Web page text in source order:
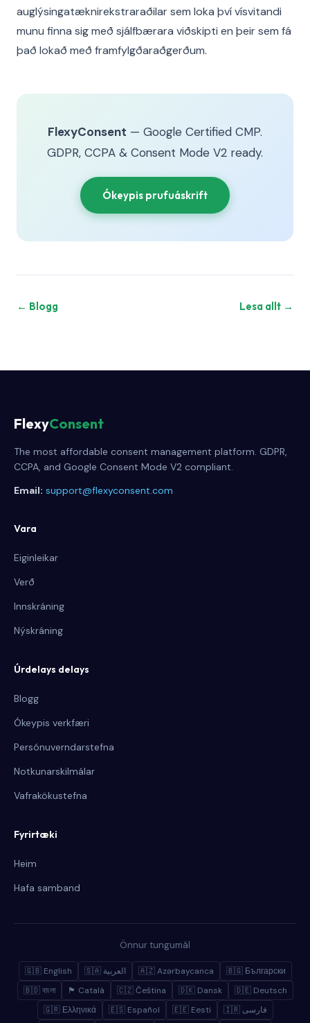
auglýsingatæknirekstraraðilar sem loka því vísvitandi
munu finna sig með sjálfbærara viðskipti en þeir sem fá
það lokað með framfylgðaraðgerðum.
FlexyConsent — Google Certified CMP.
GDPR, CCPA & Consent Mode V2 ready.
Ókeypis prufuáskrift
← Blogg Lesa allt →
FlexyConsent
The most affordable consent management platform. GDPR,
CCPA, and Google Consent Mode V2 compliant.
Email: support@flexyconsent.com
Vara
Eiginleikar
Verð
Innskráning
Nýskráning
Úrdelays delays
Blogg
Ókeypis verkfæri
Persónuverndarstefna
Notkunarskilmálar
Vafrakökustefna
Fyrirtæki
Heim
Hafa samband
Önnur tungumál
🇬🇧 English 🇸🇦 العربية 🇦🇿 Azərbaycanca
🇧🇬 Български
🇧🇩 বাংলা
🏴 Català 🇨🇿 Čeština 🇩🇰 Dansk
🇩🇪 Deutsch
🇬🇷 Ελληνικά
🇪🇸 Español 🇪🇪 Eesti 🇮🇷 فارسی